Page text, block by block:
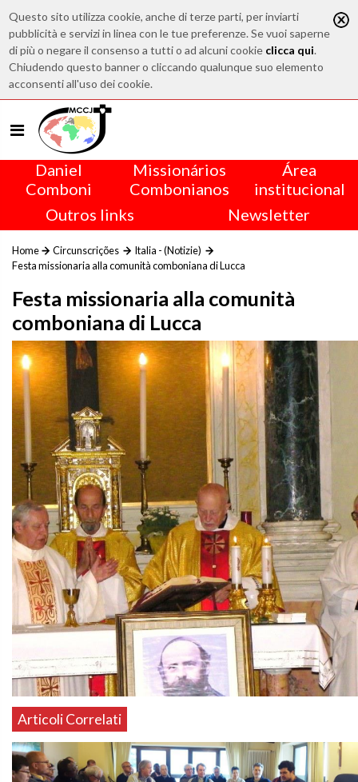
Questo sito utilizza cookie, anche di terze parti, per inviarti
pubblicità e servizi in linea con le tue preferenze. Se vuoi saperne
di più o negare il consenso a tutti o ad alcuni cookie clicca qui.
Chiudendo questo banner o cliccando qualunque suo elemento
acconsenti all'uso dei cookie.
Daniel
Comboni
Missionários
Combonianos
Área
institucional
Outros links
Newsletter
Home Circunscrições
Italia - (Notizie)
Festa missionaria alla comunità comboniana di Lucca
Festa missionaria alla comunità
comboniana di Lucca
Articoli Correlati